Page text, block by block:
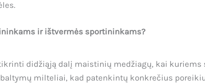
ir ištvermės sportininkams?
didžiąją dalį maistinių medžiagų, kai
milteliai, kad patenkintų konkrečius